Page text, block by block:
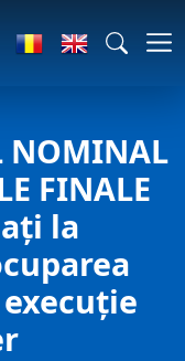
NOMINAL
FINALE
la